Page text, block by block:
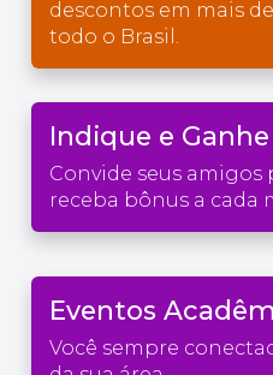
descontos em mais
todo o Brasil.
Indique e Ganhe
Convide seus amigos
receba bônus a cada
Eventos
Você sempre